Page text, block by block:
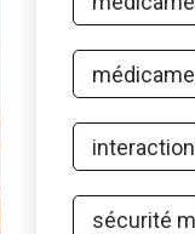
sécurité